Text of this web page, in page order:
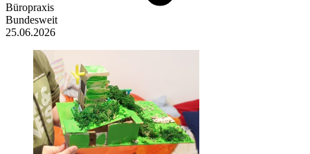
Büropraxis
Bundesweit
25.06.2026